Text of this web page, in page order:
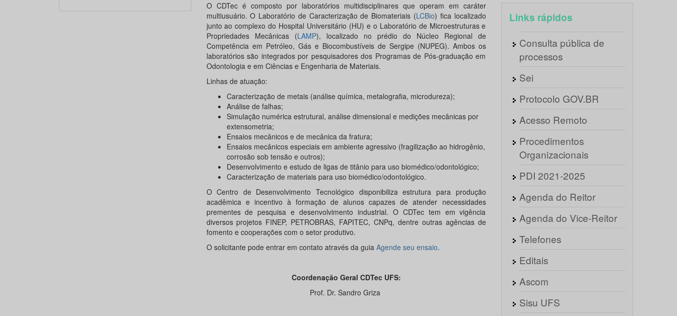
O CDTec é composto por laboratórios multidisciplinares que operam em caráter
multiusuário. O Laboratório de Caracterização de Biomateriais (LCBio) fica localizado
junto ao complexo do Hospital Universitário (HU) e o Laboratório de Microestruturas e
Propriedades Mecânicas (LAMP), localizado no prédio do Núcleo Regional de
Competência em Petróleo, Gás e Biocombustíveis de Sergipe (NUPEG). Ambos os
laboratórios são integrados por pesquisadores dos Programas de Pós-graduação em
Odontologia e em Ciências e Engenharia de Materiais.
Linhas de atuação:
Caracterização de metais (análise química, metalografia, microdureza);
Análise de falhas;
Simulação numérica estrutural, análise dimensional e medições mecânicas por
extensometria;
Ensaios mecânicos e de mecânica da fratura;
Ensaios mecânicos especiais em ambiente agressivo (fragilização ao hidrogênio,
corrosão sob tensão e outros);
Desenvolvimento e estudo de ligas de titânio para uso biomédico/odontológico;
Caracterização de materiais para uso biomédico/odontológico.
O Centro de Desenvolvimento Tecnológico disponibiliza estrutura para produção
acadêmica e incentivo à formação de alunos capazes de atender necessidades
prementes de pesquisa e desenvolvimento industrial. O CDTec tem em vigência
diversos projetos FINEP, PETROBRAS, FAPITEC, CNPq, dentre outras agências de
fomento e cooperações com o setor produtivo.
O solicitante pode entrar em contato através da guia Agende seu ensaio.
Coordenação Geral CDTec UFS:
Prof. Dr. Sandro Griza
Links rápidos
Consulta pública de
processos
Sei
Protocolo GOV.BR
Acesso Remoto
Procedimentos
Organizacionais
PDI 2021-2025
Agenda do Reitor
Agenda do Vice-Reitor
Telefones
Editais
Ascom
Sisu UFS